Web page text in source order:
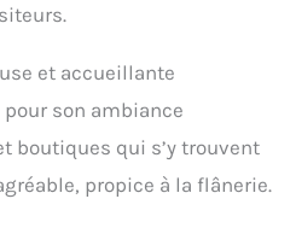
et accueillante
son ambiance
boutiques qui s’y trouvent
propice à la flânerie.